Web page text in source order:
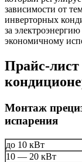
зависимости от
инверторных
за
экономичному
Прайс-
Монтаж
испарения
до 10 кВт
10 — 20 кВт